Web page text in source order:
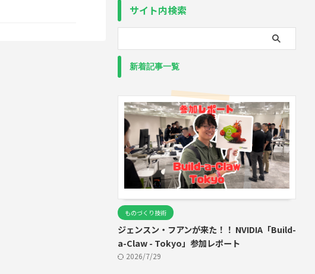
サイト内検索
新着記事一覧
ものづくり技術
ジェンスン・フアンが来た！！ NVIDIA「Build-
a-Claw - Tokyo」参加レポート
2026/7/29